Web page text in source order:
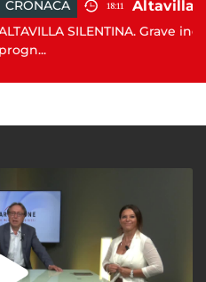
18:11
Grave incidente in